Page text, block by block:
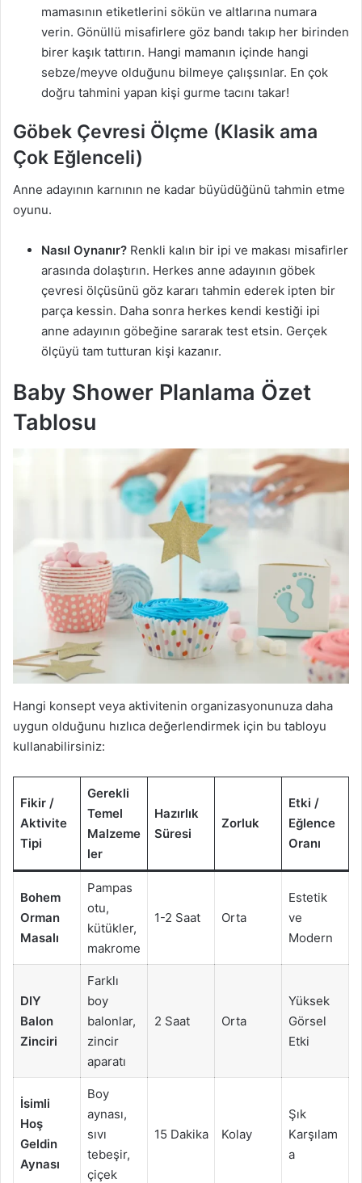
mamasının etiketlerini sökün ve altlarına numara
verin. Gönüllü misafirlere göz bandı takıp her birinden
birer kaşık tattırın. Hangi mamanın içinde hangi
sebze/meyve olduğunu bilmeye çalışsınlar. En çok
doğru tahmini yapan kişi gurme tacını takar!
Göbek Çevresi Ölçme (Klasik ama
Çok Eğlenceli)
Anne adayının karnının ne kadar büyüdüğünü tahmin etme
oyunu.
Nasıl Oynanır? Renkli kalın bir ipi ve makası misafirler
arasında dolaştırın. Herkes anne adayının göbek
çevresi ölçüsünü göz kararı tahmin ederek ipten bir
parça kessin. Daha sonra herkes kendi kestiği ipi
anne adayının göbeğine sararak test etsin. Gerçek
ölçüyü tam tutturan kişi kazanır.
Baby Shower Planlama Özet
Tablosu
Hangi konsept veya aktivitenin organizasyonunuza daha
uygun olduğunu hızlıca değerlendirmek için bu tabloyu
kullanabilirsiniz:
Fikir /
Aktivite
Tipi
Gerekli
Temel
Malzeme
ler
Hazırlık
Süresi
Zorluk
Etki /
Eğlence
Oranı
Bohem
Orman
Masalı
Pampas
otu,
kütükler,
makrome
1-2 Saat Orta
Estetik
ve
Modern
DIY
Balon
Zinciri
Farklı
boy
balonlar,
zincir
aparatı
2 Saat Orta
Yüksek
Görsel
Etki
İsimli
Hoş
Geldin
Aynası
Boy
aynası,
sıvı
tebeşir,
çiçek
15 Dakika Kolay
Şık
Karşılam
a